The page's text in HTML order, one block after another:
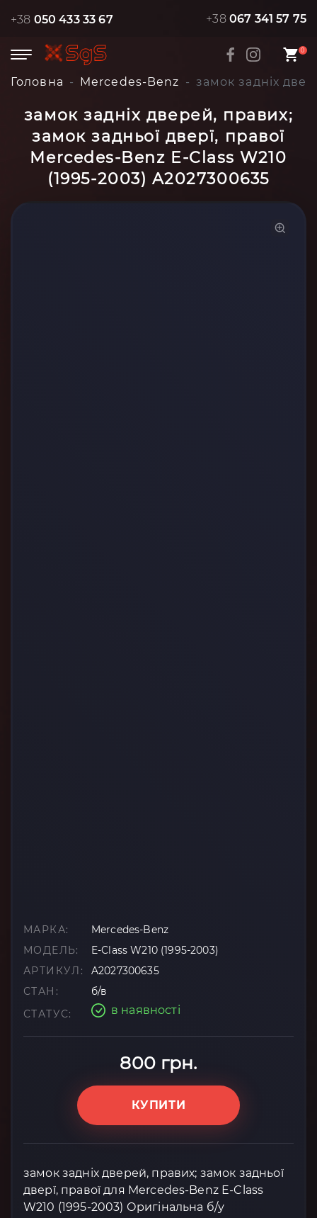
+38 050 433 33 67 +38 067 341 57 75
0
Головна Mercedes-Benz замок задніх
замок задніх дверей, правих;
замок задньої дверї, правої
Mercedes-Benz E-Class W210
(1995-2003) A2027300635
МАРКА:
Mercedes-Benz
МОДЕЛЬ:
E-Class W210 (1995-2003)
АРТИКУЛ:
A2027300635
СТАН:
б/в
СТАТУС:
в наявності
800 грн.
КУПИТИ
замок задніх дверей, правих; замок задньої
дверї, правої для Mercedes-Benz E-Class
W210 (1995-2003) Оригінальна б/у